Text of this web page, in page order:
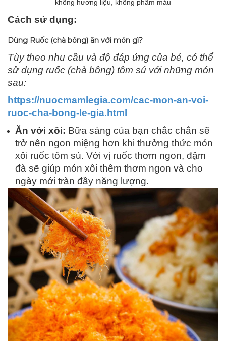
không hương liệu, không phẩm màu
Cách sử dụng:
Dùng Ruốc (chà bông) ăn với món gì?
Tùy theo nhu cầu và độ đáp ứng của bé, có thể
sử dụng ruốc (chà bông) tôm sú với những món
sau:
https://nuocmamlegia.com/cac-mon-an-voi-
ruoc-cha-bong-le-gia.html
Ăn với xôi: Bữa sáng của bạn chắc chắn sẽ
trở nên ngon miệng hơn khi thưởng thức món
xôi ruốc tôm sú. Với vị ruốc thơm ngon, đậm
đà sẽ giúp món xôi thêm thơm ngon và cho
ngày mới tràn đầy năng lượng.